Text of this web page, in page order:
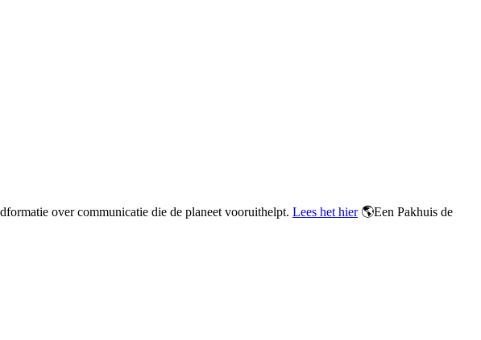
over communicatie die de planeet vooruithelpt. Lees het hier🌎Een Pakhuis de